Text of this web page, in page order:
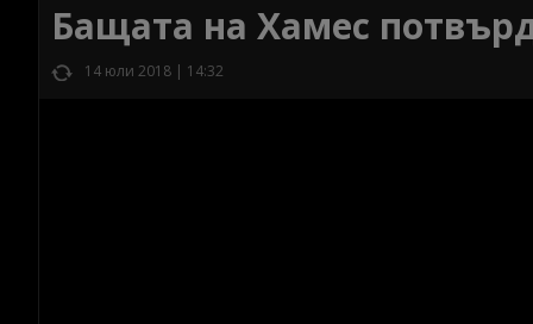
Бащата на Хамес
14 юли 2018 | 14:32